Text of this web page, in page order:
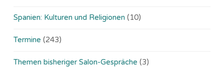
Spanien: Kulturen und Religionen (10)
Termine (243)
Themen bisheriger Salon-Gespräche (3)